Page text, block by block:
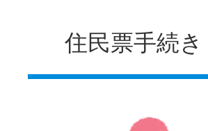
住民票手続き